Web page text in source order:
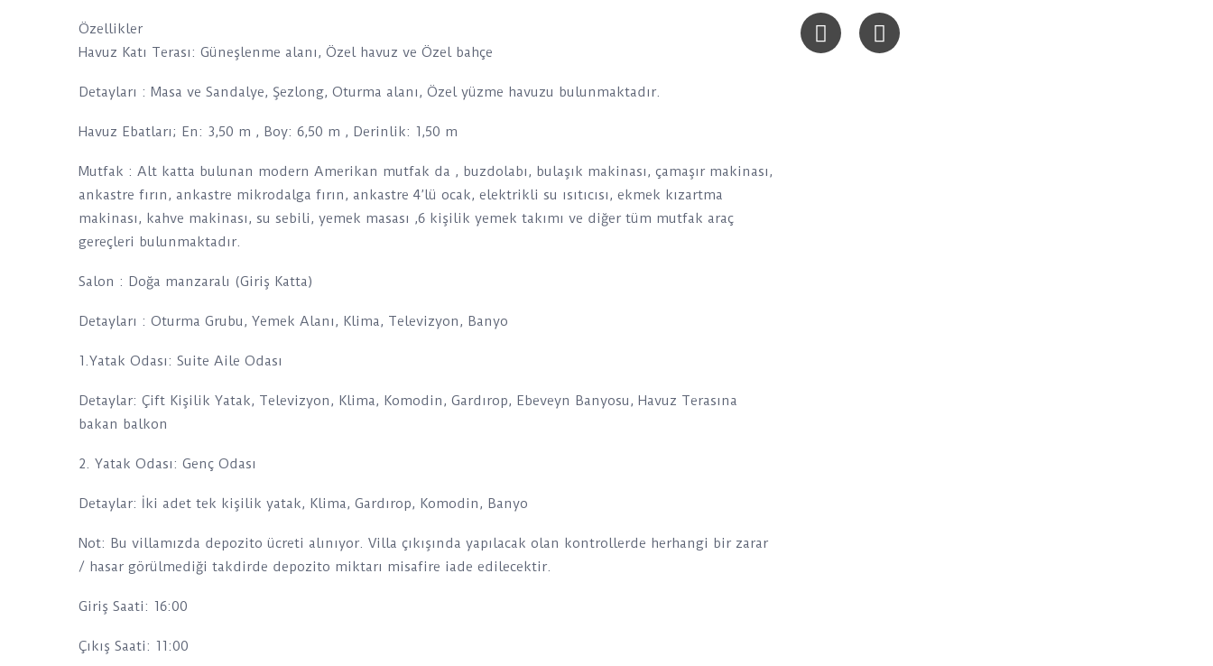
Özellikler
Havuz Katı Terası: Güneşlenme alanı, Özel havuz ve Özel bahçe
Detayları : Masa ve Sandalye, Şezlong, Oturma alanı, Özel yüzme havuzu bulunmaktadır.
Havuz Ebatları; En: 3,50 m , Boy: 6,50 m , Derinlik: 1,50 m
Mutfak : Alt katta bulunan modern Amerikan mutfak da , buzdolabı, bulaşık makinası, çamaşır makinası,
ankastre fırın, ankastre mikrodalga fırın, ankastre 4’lü ocak, elektrikli su ısıtıcısı, ekmek kızartma
makinası, kahve makinası, su sebili, yemek masası ,6 kişilik yemek takımı ve diğer tüm mutfak araç
gereçleri bulunmaktadır.
Salon : Doğa manzaralı (Giriş Katta)
Detayları : Oturma Grubu, Yemek Alanı, Klima, Televizyon, Banyo
1.Yatak Odası: Suite Aile Odası
Detaylar: Çift Kişilik Yatak, Televizyon, Klima, Komodin, Gardırop, Ebeveyn Banyosu, Havuz Terasına
bakan balkon
2. Yatak Odası: Genç Odası
Detaylar: İki adet tek kişilik yatak, Klima, Gardırop, Komodin, Banyo
Not: Bu villamızda depozito ücreti alınıyor. Villa çıkışında yapılacak olan kontrollerde herhangi bir zarar
/ hasar görülmediği takdirde depozito miktarı misafire iade edilecektir.
Giriş Saati: 16:00
Çıkış Saati: 11:00